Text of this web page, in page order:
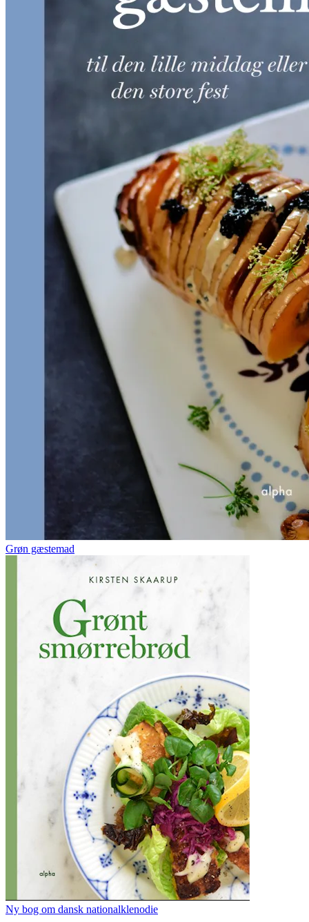
Grøn gæstemad
Ny bog om dansk nationalklenodie